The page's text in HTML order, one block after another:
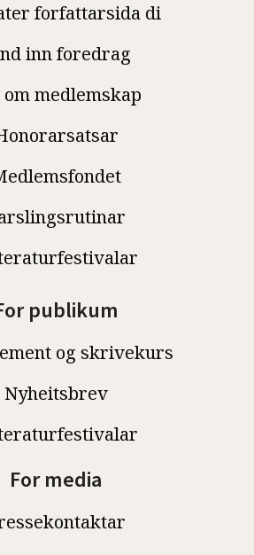
forfattarsida di
inn foredrag
om medlemskap
publikum
og skrivekurs
Nyheitsbrev
For media